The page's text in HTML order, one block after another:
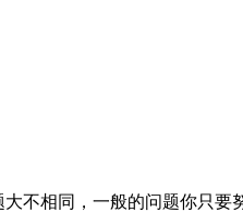
相同，一般的问题你只要